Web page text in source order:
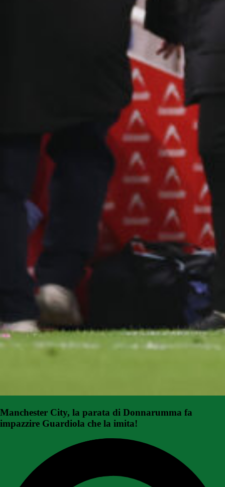
Manchester City, la parata di Donnarumma fa
impazzire Guardiola che la imita!